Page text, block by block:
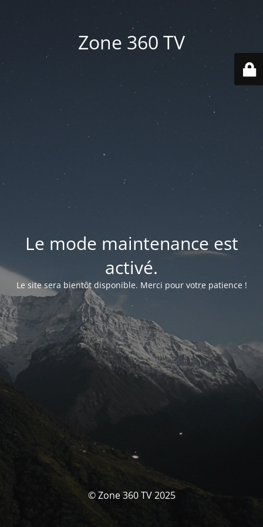
Zone 360 TV
Le mode maintenance est
activé.
Le site sera bientôt disponible. Merci pour votre patience !
© Zone 360 TV 2025